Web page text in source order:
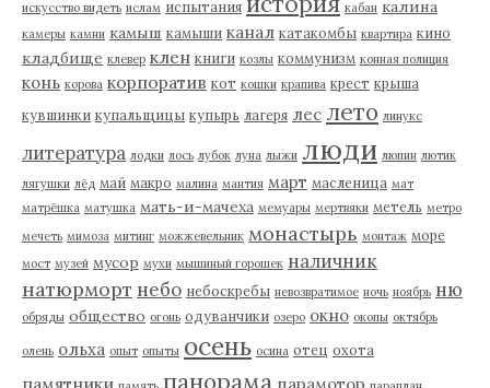
искусство видеть ислам испытания кабан калина
камеры камни камыш камыши канал катакомбы квартира кино
кладбище клевер клен книги козлы коммунизм конная полиция
конь корова корпоратив кот кошки крапива крест крыша
кувшинки купальщицы купырь лагеря лес лето линукс
литература лодки лось лубок луна лыжи люди люпин лютик
лягушки лёд май макро малина мантия март масленица мат
матрёшка матушка мать-и-мачеха мемуары мертвяки метель метро
мечеть мимоза митинг можжевельник монастырь монтаж море
мост музей мусор мухи мышиный горошек наличник
натюрморт небо небоскребы невозвратимое ночь ноябрь ню
обряды общество огонь одуванчики озеро окно окопы октябрь
олень ольха опыт опыты осень осина отец охота
памятники панорама